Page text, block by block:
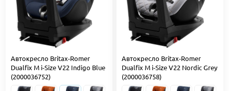
Автокресло Britax-Romer
Dualfix M i-Size V22 Indigo Blue
(2000036752)
Автокресло Britax-Romer
Dualfix M i-Size V22 Nordic Grey
(2000036758)